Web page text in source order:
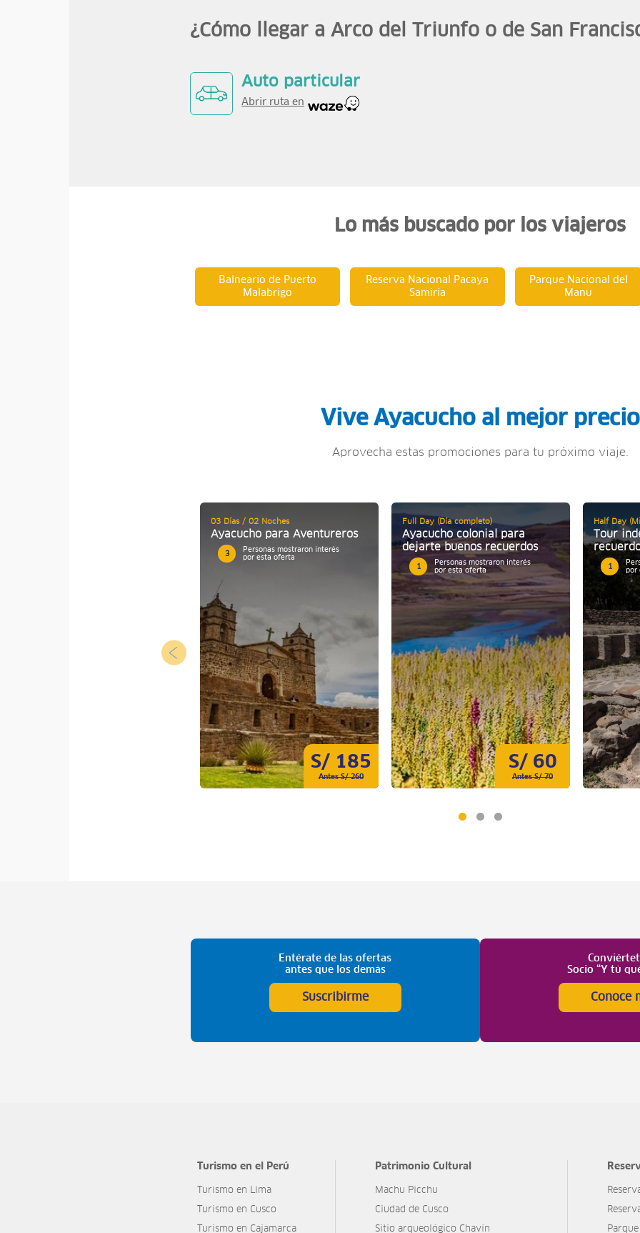
¿Cómo llegar a Arco del Triunfo o de San
Auto particular
Abrir ruta en
Lo más buscado por los viajeros
Balneario de Puerto
Malabrigo
Reserva Nacional Pacaya
Samiria
Parque Nacional del
Manu
Vive Ayacucho al mejor precio
Aprovecha estas promociones para tu próximo viaje.
S/ 185
Antes S/ 260
03 Días / 02 Noches
Ayacucho para Aventureros
3
Personas mostraron interés
por esta oferta
S/ 60
Antes S/ 70
Full Day (Día completo)
Ayacucho colonial para
dejarte buenos recuerdos
1
Personas mostraron interés
por esta oferta
Half Day
Tour
1
por
Entérate de las ofertas
antes que los demás
Suscribirme
Socio “Y tú
Conoce
Turismo en el Perú
Turismo en Lima
Turismo en Cusco
Turismo en Cajamarca
Patrimonio Cultural
Machu Picchu
Ciudad de Cusco
Sitio arqueológico Chavín